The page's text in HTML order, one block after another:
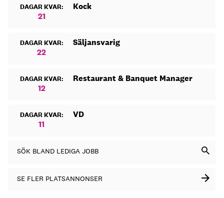
DAGAR KVAR:
21
Kock
DAGAR KVAR:
22
Säljansvarig
DAGAR KVAR:
12
Restaurant & Banquet Manager
DAGAR KVAR:
11
VD
SÖK BLAND LEDIGA JOBB
SE FLER PLATSANNONSER